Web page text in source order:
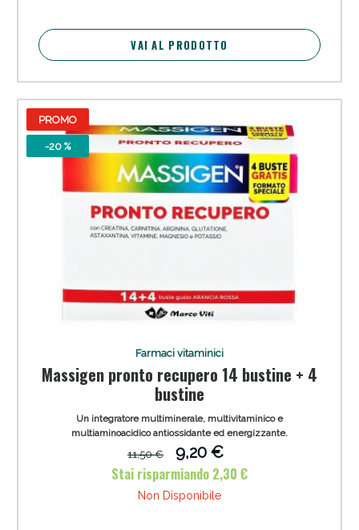
VAI AL PRODOTTO
PROMO
-20 %
Farmaci vitaminici
Massigen pronto recupero 14 bustine + 4
bustine
Un integratore multiminerale, multivitaminico e
multiaminoacidico antiossidante ed energizzante.
11,50 €
9,20 €
Stai risparmiando 2,30 €
Non Disponibile